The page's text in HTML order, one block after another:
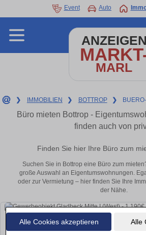
Alle Cookies akzeptieren Alle
Event Auto
ANZEIGEN
MARL
❯ IMMOBILIEN ❯ BOTTROP ❯
Büro mieten Bottrop -
finden auch von
Finden Sie hier Ihre Büro zum
Suchen Sie in Bottrop eine Büro zum
große Auswahl an Eigentumswohnungen.
oder zur Vermietung – hier finden Sie Ihre
der Nähe.